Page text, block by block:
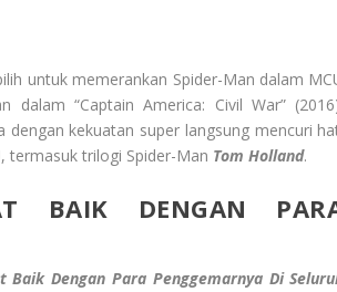
untuk memerankan Spider-Man dalam
“Captain America: Civil War”
kekuatan super langsung mencuri
termasuk trilogi Spider-Man Tom Holland.
BAIK DENGAN
Baik Dengan Para Penggemarnya Di